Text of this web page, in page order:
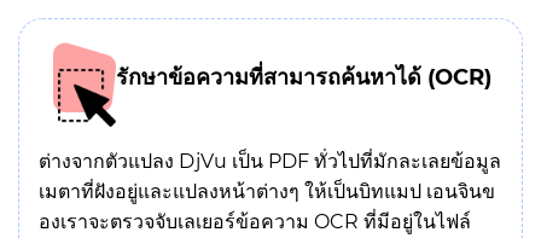
รักษาข้อความที่สามารถค้นหาได้ (OCR)
ต่างจากตัวแปลง DjVu เป็น PDF ทั่วไปที่มักละเลยข้อมูล
เมตาที่ฝังอยู่และแปลงหน้าต่างๆ ให้เป็นบิทแมป เอนจินข
องเราจะตรวจจับเลเยอร์ข้อความ OCR ที่มีอยู่ในไฟล์